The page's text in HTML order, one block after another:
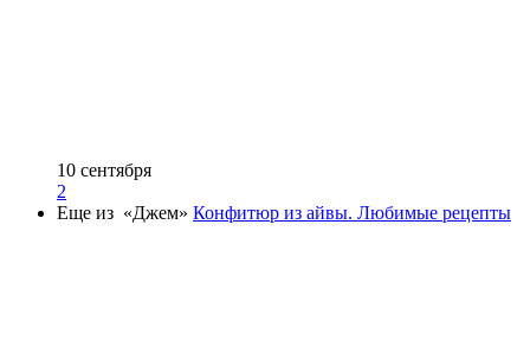
10 сентября
2
Еще из «Джем» Конфитюр из айвы. Любимые рецепты